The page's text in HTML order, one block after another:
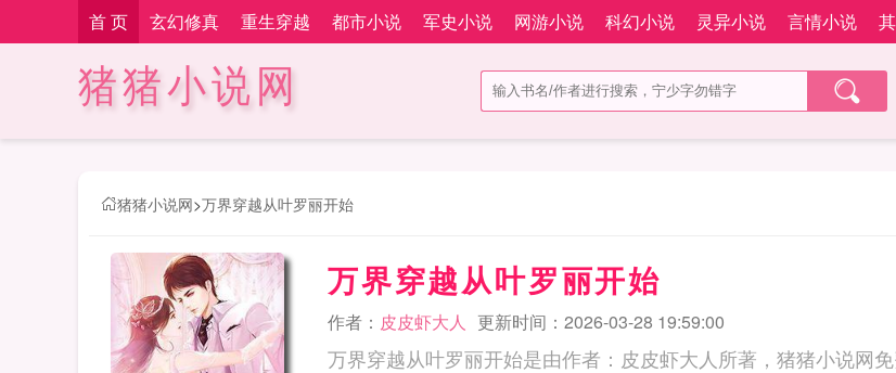
首 页 玄幻修真 重生穿越 都市小说 军史小说 网游小说 科幻小说 灵异小说 言情小说
猪猪小说网
猪猪小说网>万界穿越从叶罗丽开始
万界穿越从叶罗丽开始
作者： 皮皮虾大人 更新时间：2026-03-28 19:59:00
万界穿越从叶罗丽开始是由作者：皮皮虾大人所著，猪猪小说网